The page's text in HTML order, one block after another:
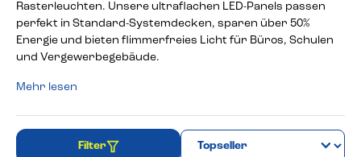
Rasterleuchten. Unsere ultraflachen LED-Panels passen
perfekt in Standard-Systemdecken, sparen über 50%
Energie und bieten flimmerfreies Licht für Büros, Schulen
und Vergewerbegebäude.
Mehr lesen
Filter